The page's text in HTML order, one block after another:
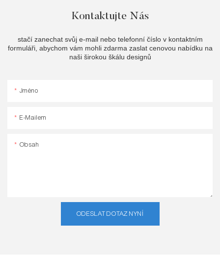
Kontaktujte Nás
stačí zanechat svůj e-mail nebo telefonní číslo v kontaktním
formuláři, abychom vám mohli zdarma zaslat cenovou nabídku na
naši širokou škálu designů
Jméno
E-Mailem
Obsah
ODESLAT DOTAZ NYNÍ